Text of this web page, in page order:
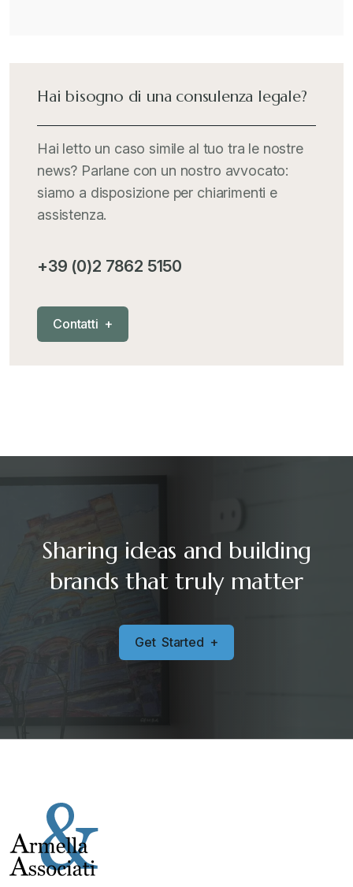
Hai bisogno di una consulenza legale?
Hai letto un caso simile al tuo tra le nostre
news? Parlane con un nostro avvocato:
siamo a disposizione per chiarimenti e
assistenza.
+39 (0)2 7862 5150
Contatti +
Sharing ideas and building
brands that truly matter
Get Started +